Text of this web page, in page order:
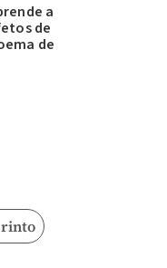
a
de
de